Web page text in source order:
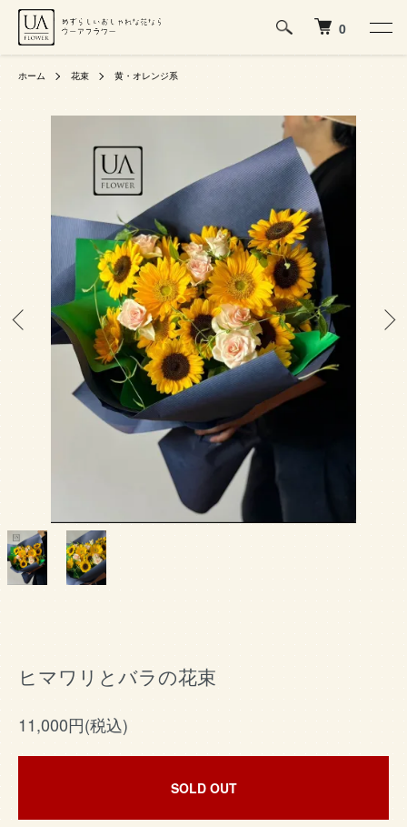
0
ホーム 花束 黄・オレンジ系
ヒマワリとバラの花束
11,000円(税込)
SOLD OUT